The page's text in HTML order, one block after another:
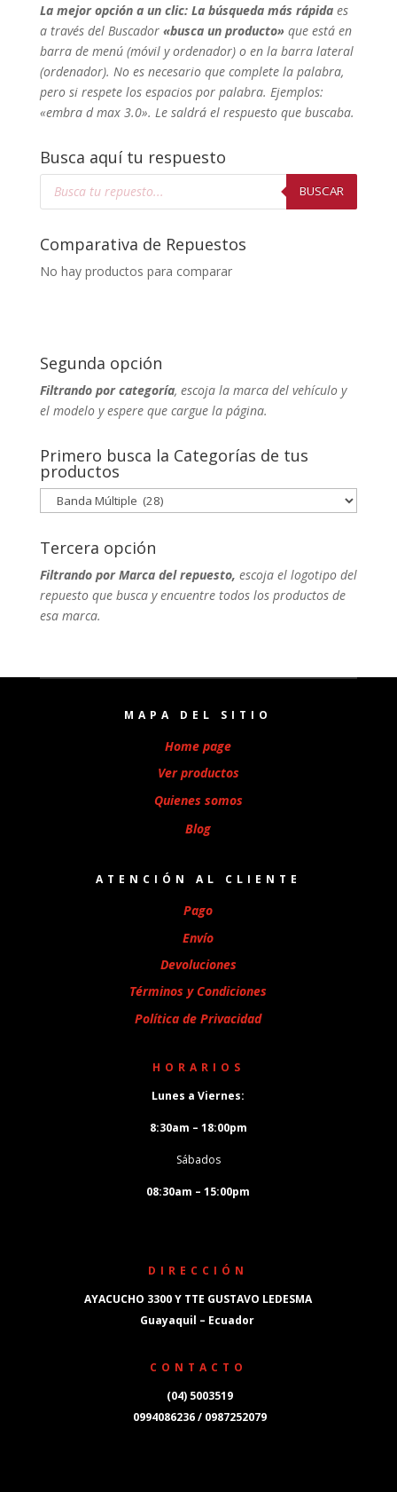
La mejor opción a un clic: La búsqueda más rápida es
a través del Buscador«busca un producto»que está en
barra de menú (móvil y ordenador) o en la barra lateral
(ordenador). Noes necesario que complete la palabra,
pero si respete los espacios por palabra. Ejemplos:
«embra d max 3.0». Le saldrá el respuesto que buscaba.
Busca aquí tu respuesto
Búsqueda
BUSCAR
Comparativa de Repuestos
No hay productos para comparar
Segunda opción
Filtrando por categoría, escoja la marca del vehículo y
el modelo y espere que cargue la página.
Primero busca la Categorías de tus
productos
Tercera opción
Filtrando por Marca del repuesto, escoja el logotipo del
repuesto que busca y encuentre todos los productos de
esa marca.
MAPA DEL SITIO
Home page
Ver productos
Quienes somos
Blog
ATENCIÓN AL CLIENTE
Pago
Envío
Devoluciones
Términos y Condiciones
Política de Privacidad
HORARIOS
Lunes a Viernes:
8:30am – 18:00pm
Sábados
08:30am – 15:00pm
DIRECCIÓN
AYACUCHO 3300 Y TTE GUSTAVO LEDESMA
Guayaquil – Ecuador
CONTACTO
(04) 5003519
0994086236 / 0987252079